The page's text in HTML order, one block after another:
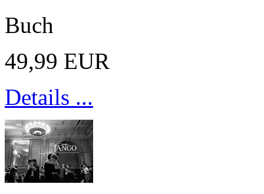
Buch
49,99 EUR
Details ...